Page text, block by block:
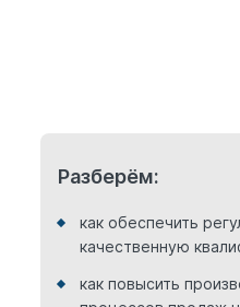
Разберём:
как обеспечить
качественную
как повысить